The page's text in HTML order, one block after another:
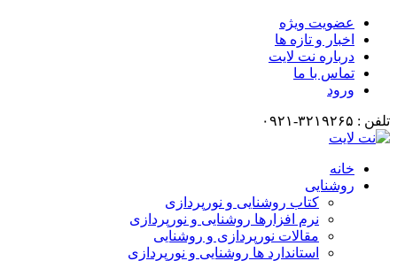
عضویت ویژه
اخبار و تازه ها
درباره نت لایت
تماس با ما
ورود
تلفن : ۳۲۱۹۲۶۵-۰۹۲۱
خانه
روشنایی
کتاب روشنایی و نورپردازی
نرم افزارها روشنایی و نورپردازی
مقالات نورپردازی و روشنایی
استاندارد ها روشنایی و نورپردازی